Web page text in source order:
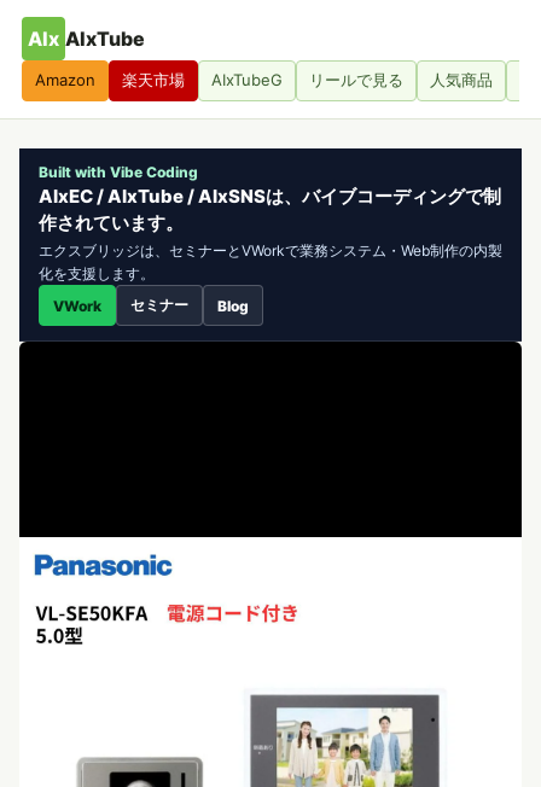
AIx AIxTube
Amazon 楽天市場 AIxTubeG リールで見る 人気商品
Built with Vibe Coding
AIxEC / AIxTube / AIxSNSは、バイブコーディングで制
作されています。
エクスブリッジは、セミナーとVWorkで業務システム・Web制作の内製
化を支援します。
VWork
セミナー Blog